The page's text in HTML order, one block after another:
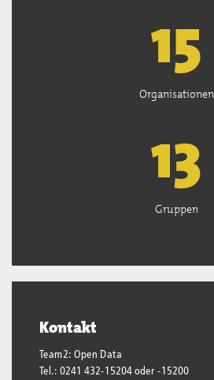
15
Organisationen
13
Gruppen
Kontakt
Team2: Open Data
Tel.: 0241 432-15204 oder -15200